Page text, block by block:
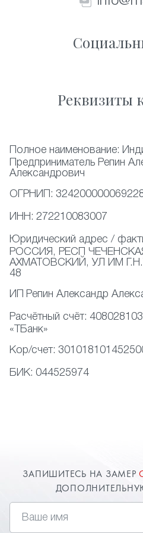
Реквизиты
Полное наименование:
Предприниматель Репин
Александрович
ОГРНИП:
ИНН: 272210083007
Юридический адрес /
РОССИЯ, РЕСП
АХМАТОВСКИЙ, УЛ ИМ
48
ИП Репин Александр
Расчётный счёт:
«ТБанк»
Кор/счет:
БИК: 044525974
ЗАПИШИТЕСЬ НА ЗАМЕР